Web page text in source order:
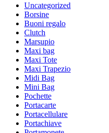
Uncategorized
Borsine
Buoni regalo
Clutch
Marsupio
Maxi bag
Maxi Tote
Maxi Trapezio
Midi Bag
Mini Bag
Pochette
Portacarte
Portacellulare
Portachiave